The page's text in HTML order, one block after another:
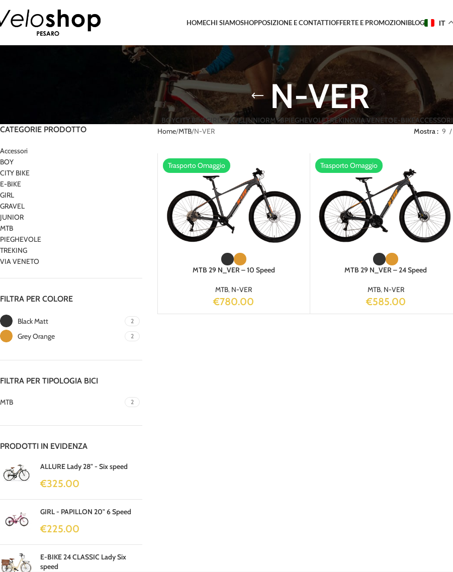
HOMECHI SIAMOSHOPPOSIZIONE E CONTATTIOFFERTE E PROMOZIONIBLOG IT
N-VER
BOYCITY BIKEGIRLGRAVELJUNIORMTBPIEGHEVOLETREKINGVIA VENETOE-BIKEACCESSORI
CATEGORIE PRODOTTO
Accessori
BOY
CITY BIKE
E-BIKE
GIRL
GRAVEL
JUNIOR
MTB
PIEGHEVOLE
TREKING
VIA VENETO
FILTRA PER COLORE
Black Matt 2
Grey Orange 2
FILTRA PER TIPOLOGIA BICI
MTB 2
PRODOTTI IN EVIDENZA
ALLURE Lady 28" - Six speed
€325.00
GIRL - PAPILLON 20" 6 Speed
€225.00
E-BIKE 24 CLASSIC Lady Six
speed
Home MTB N-VER Mostra 9
Trasporto Omaggio
MTB 29 N_VER – 10 Speed
MTB, N-VER
€780.00
Trasporto Omaggio
MTB 29 N_VER – 24 Speed
MTB, N-VER
€585.00